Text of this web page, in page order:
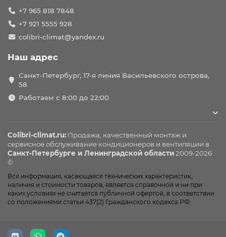
+7 965 818 7848
+7 921 5555 928
colibri-climat@yandex.ru
Наш адрес
Санкт-Петербург, 17-я линия Васильевского острова,
58
Работаем с 8:00 до 22:00
Colibri-climat.ru: Продажа, качественный монтаж и
сервисное обслуживание кондиционеров и вентиляции в
Санкт-Петербурге и Ленинградской области2009-2026
©
Вся информация, касающаяся технических характеристик,
наличия и стоимости товаров, является справочной и ни при
каких условиях не считается публичной офертой, в соответствии
со положениями статьи 437(2) Гражданского кодекса РФ.